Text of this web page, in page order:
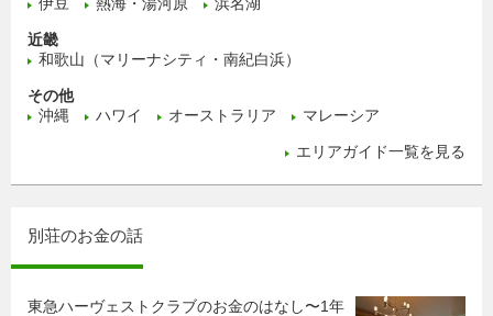
近畿
和歌山（マリーナシティ・南紀白浜）
その他
沖縄
ハワイ オーストラリア マレーシア
エリアガイド一覧を見る
別荘のお金の話
東急ハーヴェストクラブのお金のはなし〜1年